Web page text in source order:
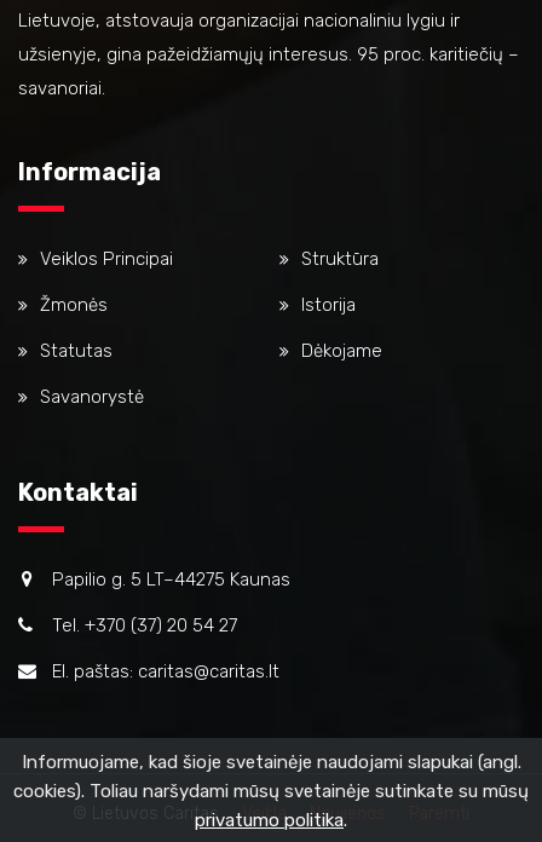
Informuojame, kad šioje svetainėje naudojami slapukai (angl.
cookies). Toliau naršydami mūsų svetainėje sutinkate su mūsų
privatumo politika.
Lietuvoje, atstovauja organizacijai nacionaliniu lygiu ir
užsienyje, gina pažeidžiamųjų interesus. 95 proc. karitiečių –
savanoriai.
Informacija
Veiklos Principai Struktūra
Žmonės Istorija
Statutas Dėkojame
Savanorystė
Kontaktai
Papilio g. 5 LT–44275 Kaunas
Tel. +370 (37) 20 54 27
El. paštas: caritas@caritas.lt
© Lietuvos Caritas Veikla Naujienos